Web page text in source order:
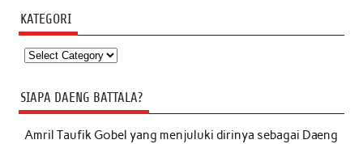
KATEGORI
Kategori
SIAPA DAENG BATTALA?
Amril Taufik Gobelyang menjuluki dirinya sebagai Daeng